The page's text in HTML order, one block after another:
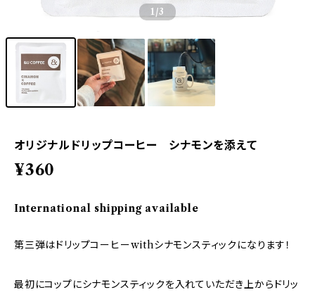
1/3
オリジナルドリップコーヒー シナモンを添えて
¥360
International shipping available
第三弾はドリップコーヒーwithシナモンスティックになります！
最初にコップにシナモンスティックを入れていただき上からドリッ